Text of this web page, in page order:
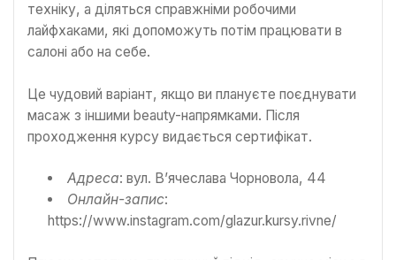
техніку, а діляться справжніми робочими
лайфхаками, які допоможуть потім працювати в
салоні або на себе.
Це чудовий варіант, якщо ви плануєте поєднувати
масаж з іншими beauty-напрямками. Після
проходження курсу видається сертифікат.
Адреса: вул. В’ячеслава Чорновола, 44
Онлайн-запис:
https://www.instagram.com/glazur.kursy.rivne/